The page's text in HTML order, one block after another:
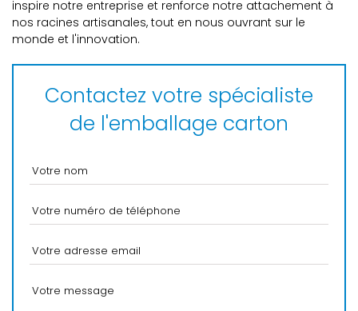
inspire notre entreprise et renforce notre attachement à
nos racines artisanales, tout en nous ouvrant sur le
monde et l'innovation.
Contactez votre spécialiste
de l'emballage carton